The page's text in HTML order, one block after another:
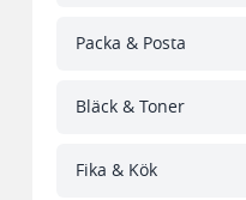
Packa & Posta
Bläck & Toner
Fika & Kök